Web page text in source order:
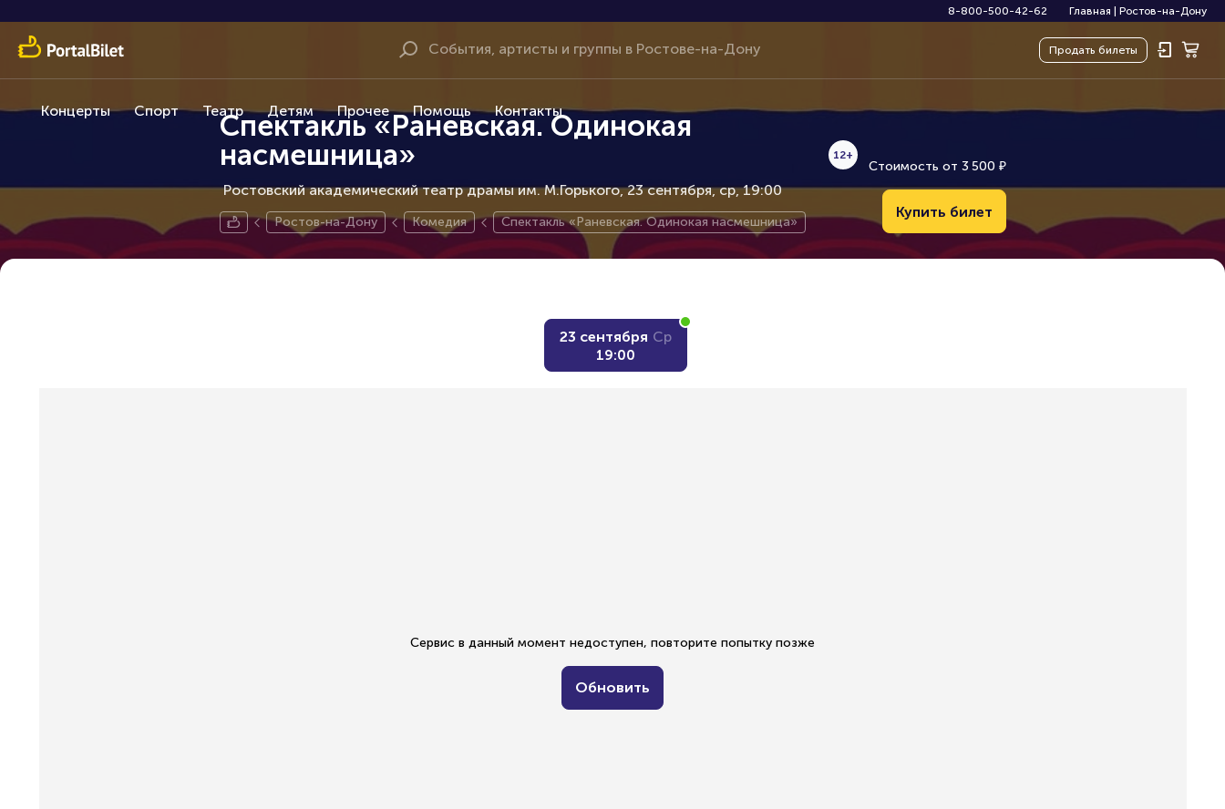
8-800-500-42-62 Главная Ростов-на-Дону
Продать билеты
Концерты Спорт Театр Детям Прочее Помощь Контакты
Спектакль «Раневская. Одинокая
насмешница»
Ростовский академический театр драмы им. М.Горького, 23 сентября
12+
ср, 19:00
Ростов-на-Дону Комедия Спектакль «Раневская. Одинокая насмешница»
Стоимость от 3 500 ₽
Купить билет
23 сентября Ср
19:00
Сервис в данный момент недоступен, повторите попытку позже
Обновить